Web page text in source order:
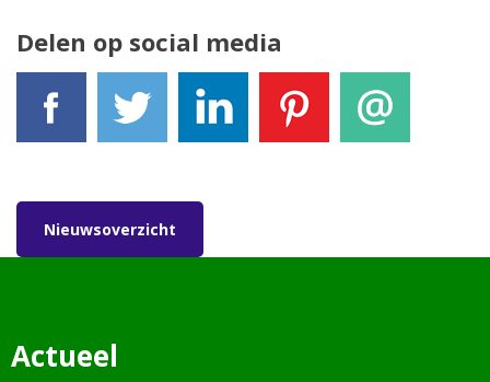
Delen op social media
Nieuwsoverzicht
Actueel